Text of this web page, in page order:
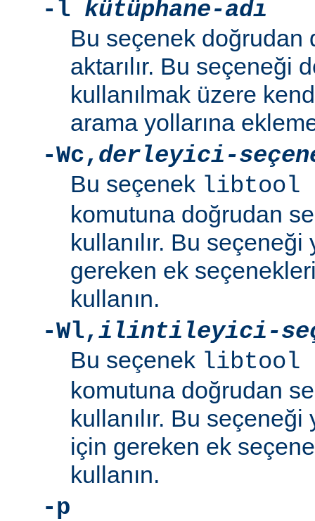
-l kütüphane-adı
Bu seçenek doğrudan
aktarılır. Bu seçeneği
kullanılmak üzere
arama yollarına
-Wc, derleyici-
Bu seçenek libtool
komutuna doğrudan
kullanılır. Bu
gereken ek
kullanın.
-Wl,ilintileyici-
Bu seçenek libtool
komutuna doğrudan
kullanılır. Bu
için gereken ek
kullanın.
-p